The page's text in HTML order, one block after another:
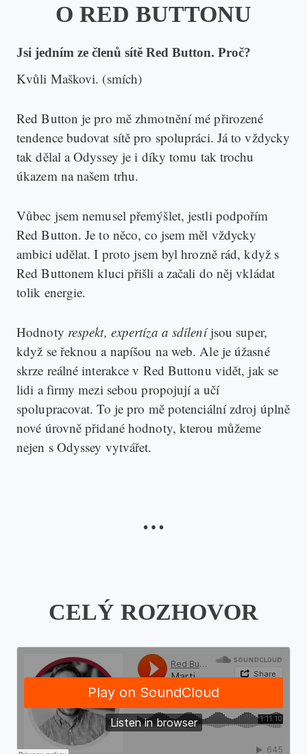
O RED BUTTONU
Jsi jedním ze členů sítě Red Button. Proč?
Kvůli Maškovi. (smích)
Red Button je pro mě zhmotnění mé přirozené
tendence budovat sítě pro spolupráci. Já to vždycky
tak dělal a Odyssey je i díky tomu tak trochu
úkazem na našem trhu.
Vůbec jsem nemusel přemýšlet, jestli podpořím
Red Button. Je to něco, co jsem měl vždycky
ambici udělat. I proto jsem byl hrozně rád, když s
Red Buttonem kluci přišli a začali do něj vkládat
tolik energie.
Hodnoty respekt, expertíza a sdíleníjsou super,
když se řeknou a napíšou na web. Ale je úžasné
skrze reálné interakce v Red Buttonu vidět, jak se
lidi a firmy mezi sebou propojují a učí
spolupracovat. To je pro mě potenciální zdroj úplně
nové úrovně přidané hodnoty, kterou můžeme
nejen s Odyssey vytvářet.
…
CELÝ ROZHOVOR